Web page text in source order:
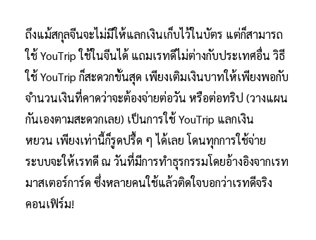
ถึงแม้สกุลจีนจะไม่มีให้แลกเงินเก็บไว้ในบัตร แต่ก็สามารถ
ใช้ YouTrip ใช้ในจีนได้ แถมเรทดีไม่ต่างกับประเทศอื่น วิธี
ใช้ YouTrip ก็สะดวกขั้นสุด เพียงเติมเงินบาทให้เพียงพอกับ
จำนวนเงินที่คาดว่าจะต้องจ่ายต่อวัน หรือต่อทริป (วางแผน
กันเองตามสะดวกเลย) เป็นการใช้ YouTrip แลกเงิน
หยวน เพียงเท่านี้ก็รูดปรื้ด ๆ ได้เลย โดนทุกการใช้จ่าย
ระบบจะให้เรทดี ณ วันที่มีการทำธุรกรรมโดยอ้างอิงจากเรท
มาสเตอร์การ์ด ซึ่งหลายคนใช้แล้วติดใจบอกว่าเรทดีจริง
คอนเฟิร์ม!